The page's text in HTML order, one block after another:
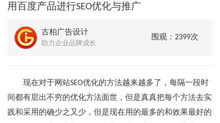
用百度产品进行SEO优化与推广
古柏广告设计
助力企业品牌成长
围观：2399次
现在对于网站SEO优化的方法越来越多了，每隔一段时
间都有层出不穷的优化方法面世，但是真真把每个方法去实
践和采用的确少之又少，但是现在用的最多的和效果最好的